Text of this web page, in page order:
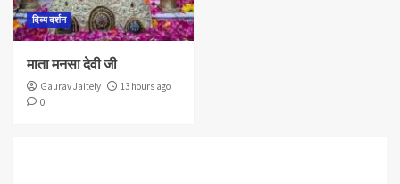
दिव्य दर्शन
माता मनसा देवी जी
Gaurav Jaitely
13 hours ago
0